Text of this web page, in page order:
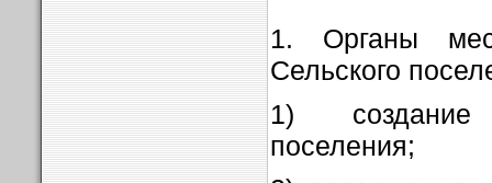
1. Органы
Сельского
1) создание
поселения;